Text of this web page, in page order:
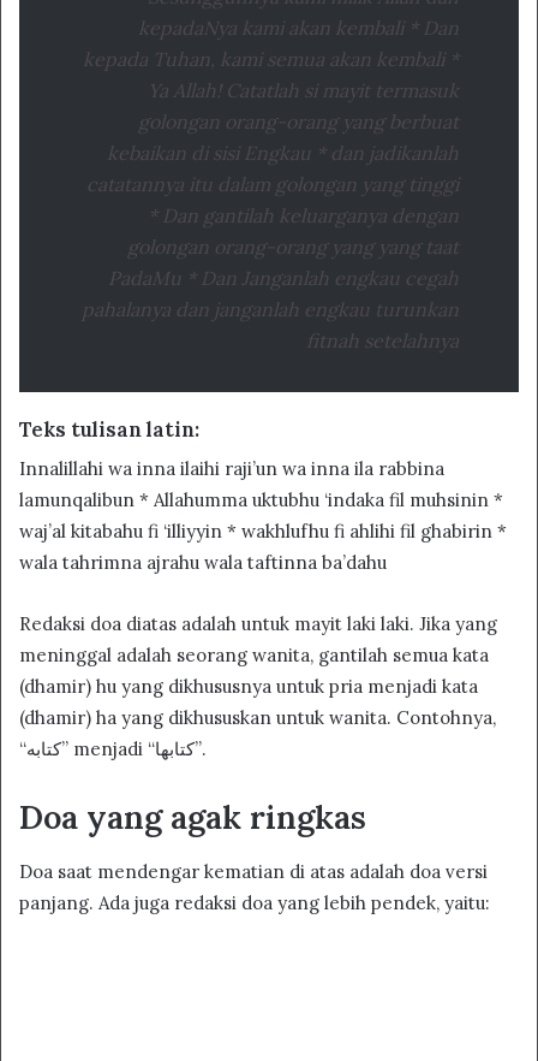
kepadaNya kami akan kembali * Dan
kepada Tuhan, kami semua akan kembali *
Ya Allah! Catatlah si mayit termasuk
golongan orang-orang yang berbuat
kebaikan di sisi Engkau * dan jadikanlah
catatannya itu dalam golongan yang tinggi
* Dan gantilah keluarganya dengan
golongan orang-orang yang yang taat
PadaMu * Dan Janganlah engkau cegah
pahalanya dan janganlah engkau turunkan
fitnah setelahnya
Teks tulisan latin:
Innalillahi wa inna ilaihi raji’un wa inna ila rabbina
lamunqalibun * Allahumma uktubhu ‘indaka fil muhsinin *
waj’al kitabahu fi ‘illiyyin * wakhlufhu fi ahlihi fil ghabirin *
wala tahrimna ajrahu wala taftinna ba’dahu
Redaksi doa diatas adalah untuk mayit laki laki. Jika yang
meninggal adalah seorang wanita, gantilah semua kata
(dhamir) hu yang dikhususnya untuk pria menjadi kata
(dhamir) ha yang dikhususkan untuk wanita. Contohnya,
“كتابه” menjadi “كتابها”.
Doa yang agak ringkas
Doa saat mendengar kematian di atas adalah doa versi
panjang. Ada juga redaksi doa yang lebih pendek, yaitu: